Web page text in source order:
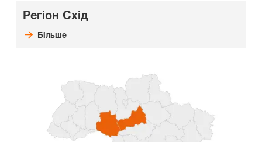
Регіон Схід
Більше